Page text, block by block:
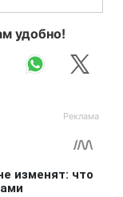
удобно!